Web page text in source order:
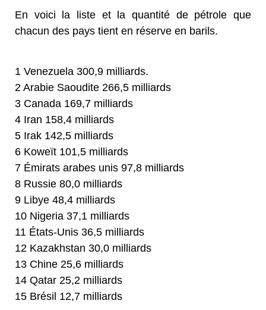
En voici la liste et la quantité de pétrole que
chacun des pays tient en réserve en barils.
1 Venezuela 300,9 milliards.
2 Arabie Saoudite 266,5 milliards
3 Canada 169,7 milliards
4 Iran 158,4 milliards
5 Irak 142,5 milliards
6 Koweït 101,5 milliards
7 Émirats arabes unis 97,8 milliards
8 Russie 80,0 milliards
9 Libye 48,4 milliards
10 Nigeria 37,1 milliards
11 États-Unis 36,5 milliards
12 Kazakhstan 30,0 milliards
13 Chine 25,6 milliards
14 Qatar 25,2 milliards
15 Brésil 12,7 milliards